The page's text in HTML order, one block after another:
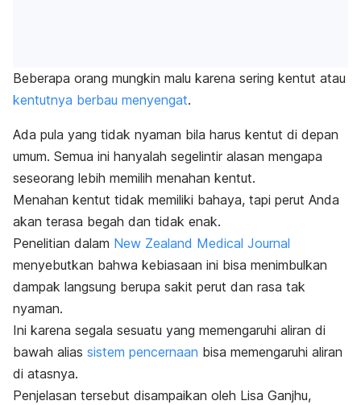
Beberapa orang mungkin malu karena sering kentut atau
kentutnya berbau menyengat.
Ada pula yang tidak nyaman bila harus kentut di depan
umum. Semua ini hanyalah segelintir alasan mengapa
seseorang lebih memilih menahan kentut.
Menahan kentut tidak memiliki bahaya, tapi perut Anda
akan terasa begah dan tidak enak.
Penelitian dalam New Zealand Medical Journal
menyebutkan bahwa kebiasaan ini bisa menimbulkan
dampak langsung berupa sakit perut dan rasa tak
nyaman.
Ini karena segala sesuatu yang memengaruhi aliran di
bawah alias sistem pencernaan bisa memengaruhi aliran
di atasnya.
Penjelasan tersebut disampaikan oleh Lisa Ganjhu,